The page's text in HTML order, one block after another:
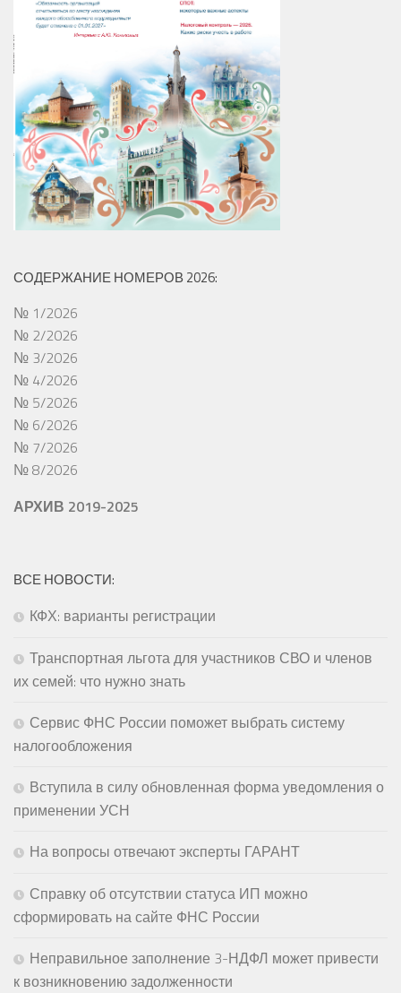
СОДЕРЖАНИЕ НОМЕРОВ 2026:
№ 1/2026
№ 2/2026
№ 3/2026
№ 4/2026
№ 5/2026
№ 6/2026
№ 7/2026
№ 8/2026
АРХИВ 2019-2025
ВСЕ НОВОСТИ:
КФХ: варианты регистрации
Транспортная льгота для участников СВО и членов
их семей: что нужно знать
Сервис ФНС России поможет выбрать систему
налогообложения
Вступила в силу обновленная форма уведомления о
применении УСН
На вопросы отвечают эксперты ГАРАНТ
Справку об отсутствии статуса ИП можно
сформировать на сайте ФНС России
Неправильное заполнение 3-НДФЛ может привести
к возникновению задолженности